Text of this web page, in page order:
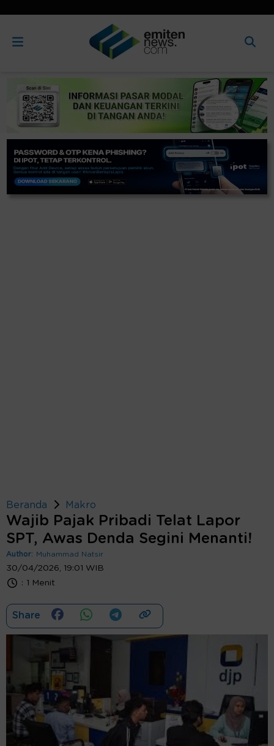
Beranda Makro
Wajib Pajak Pribadi Telat Lapor
SPT, Awas Denda Segini Menanti!
Author: Muhammad Natsir
30/04/2026, 19:01 WIB
: 1 Menit
Share